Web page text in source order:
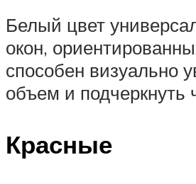
Белый цвет
окон,
способен визуально
объем и подчеркнуть
Красные